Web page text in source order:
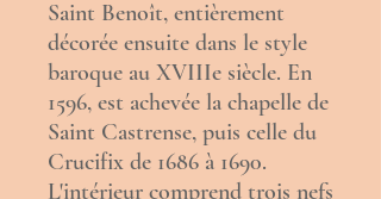
Saint Benoît, entièrement
décorée ensuite dans le style
baroque au XVIIIe siècle. En
1596, est achevée la chapelle de
Saint Castrense, puis celle du
Crucifix de 1686 à 1690.
L'intérieur comprend trois nefs